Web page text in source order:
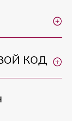
КОД